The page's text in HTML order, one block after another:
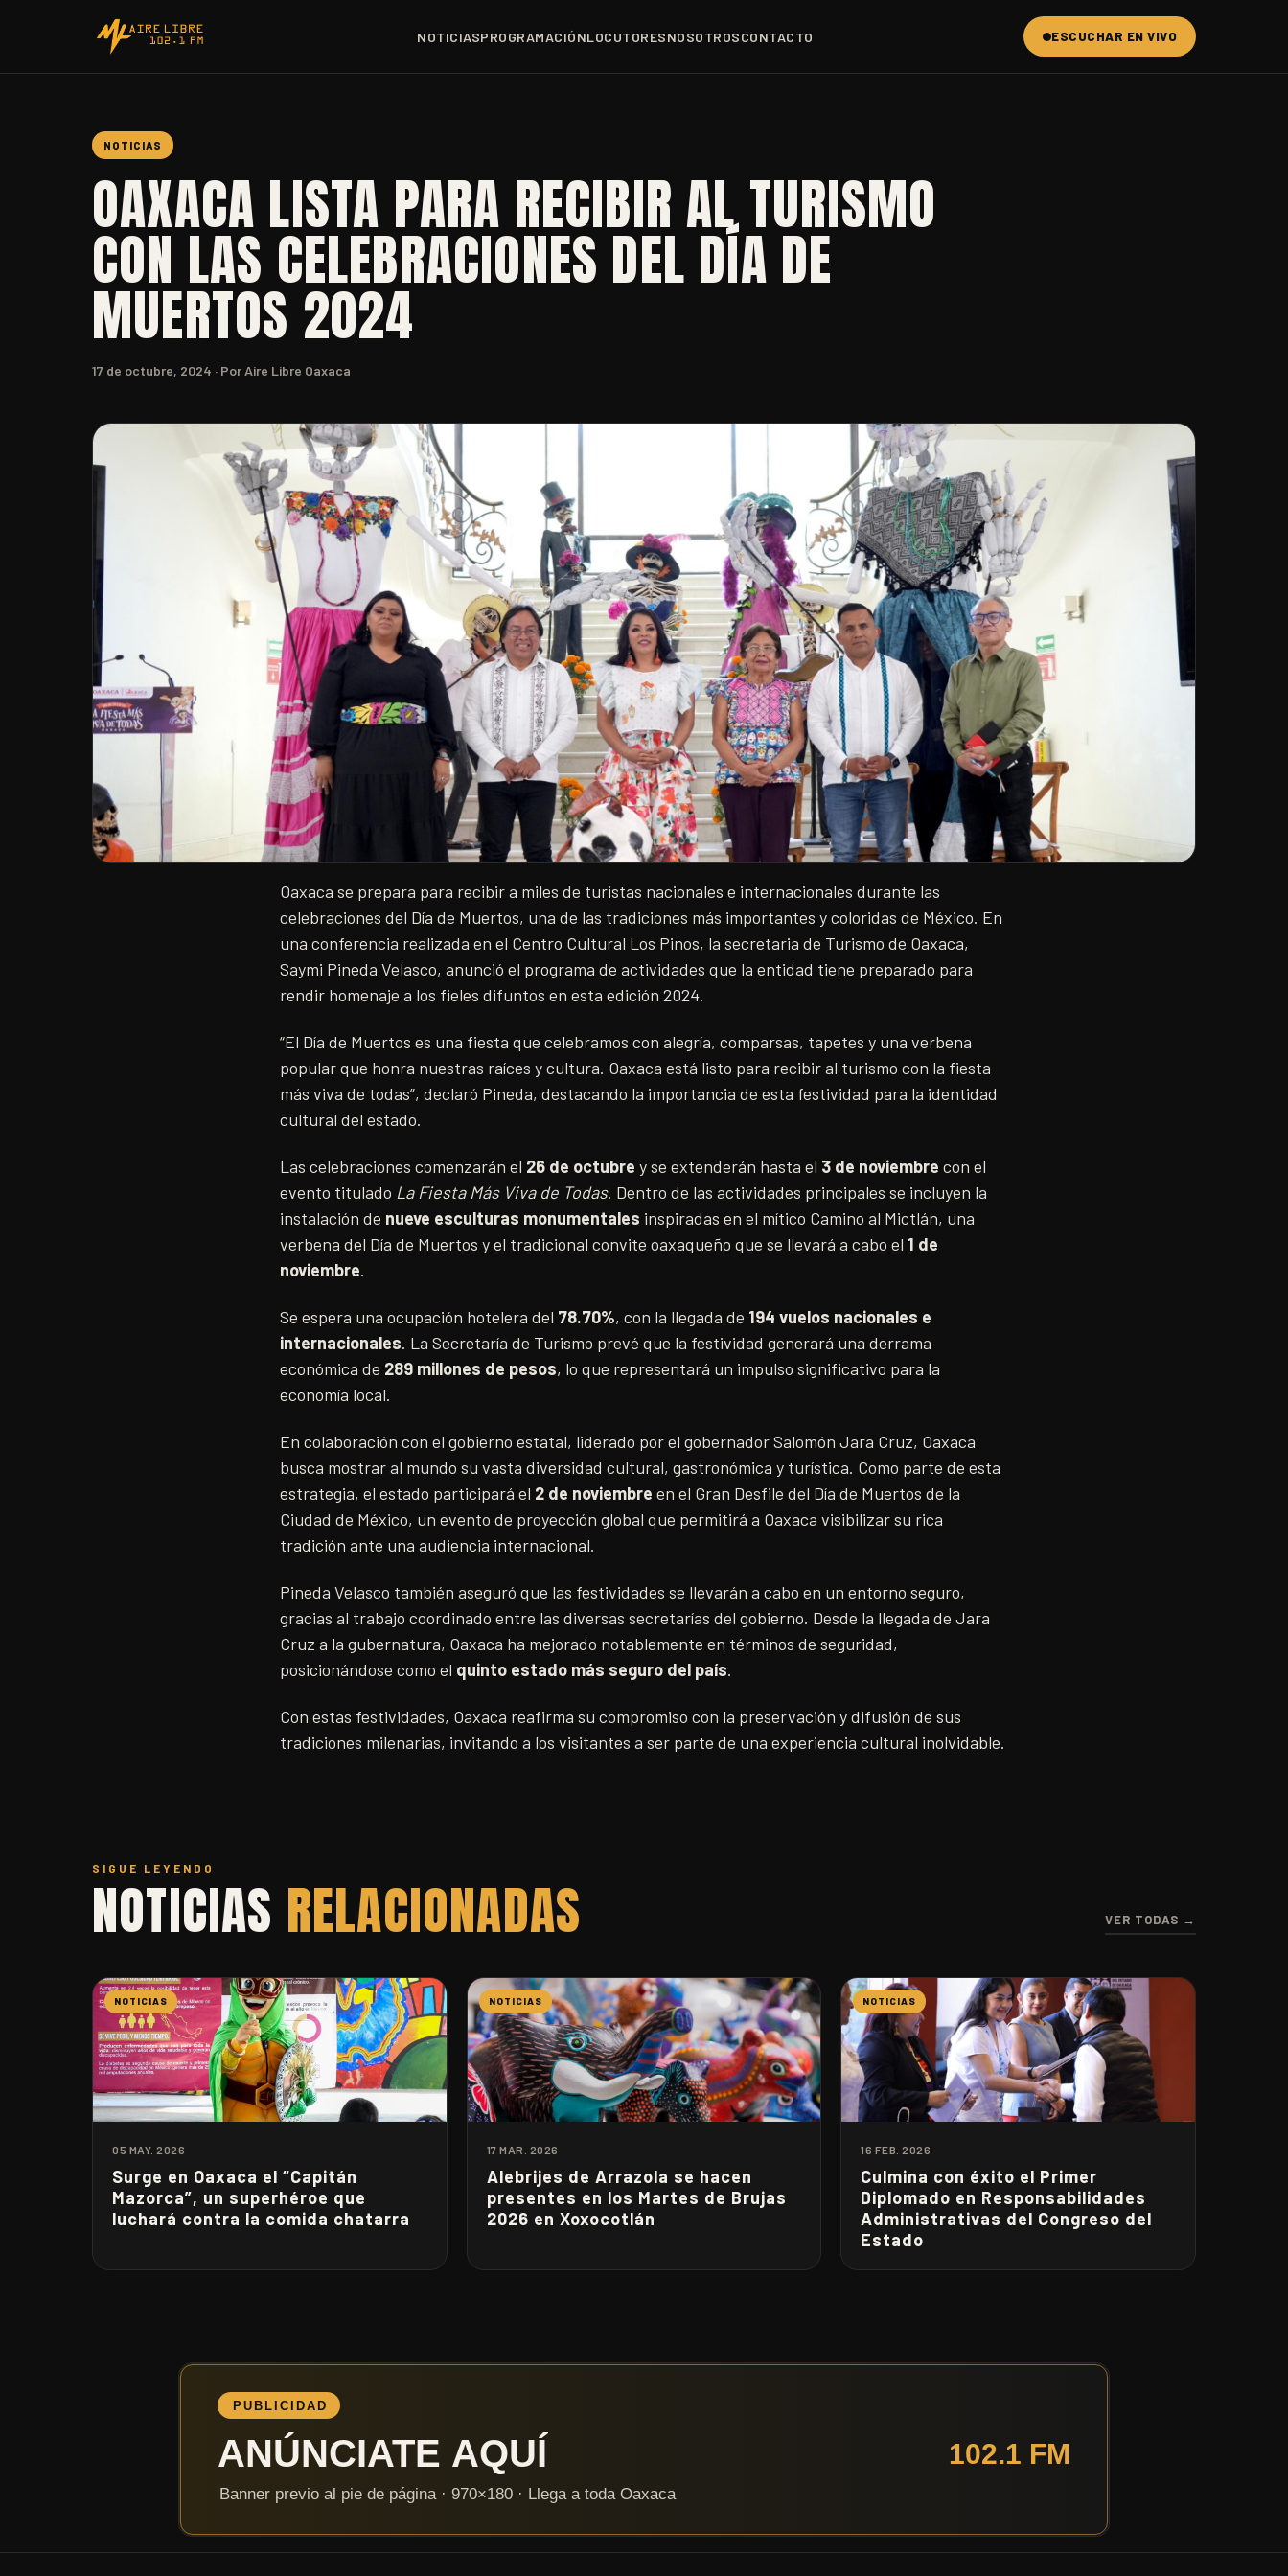
NOTICIASPROGRAMACIÓNLOCUTORESNOSOTROSCONTACTO ESCUCHAR EN VIVO
NOTICIAS
OAXACA LISTA PARA RECIBIR AL TURISMO
CON LAS CELEBRACIONES DEL DÍA DE
MUERTOS 2024
17 de octubre, 2024 · Por Aire Libre Oaxaca
Oaxaca se prepara para recibir a miles de turistas nacionales e internacionales durante las
celebraciones del Día de Muertos, una de las tradiciones más importantes y coloridas de México. En
una conferencia realizada en el Centro Cultural Los Pinos, la secretaria de Turismo de Oaxaca,
Saymi Pineda Velasco, anunció el programa de actividades que la entidad tiene preparado para
rendir homenaje a los fieles difuntos en esta edición 2024.
“El Día de Muertos es una fiesta que celebramos con alegría, comparsas, tapetes y una verbena
popular que honra nuestras raíces y cultura. Oaxaca está listo para recibir al turismo con la fiesta
más viva de todas”, declaró Pineda, destacando la importancia de esta festividad para la identidad
cultural del estado.
Las celebraciones comenzarán el 26 de octubre y se extenderán hasta el 3 de noviembre con el
evento titulado La Fiesta Más Viva de Todas. Dentro de las actividades principales se incluyen la
instalación de nueve esculturas monumentales inspiradas en el mítico Camino al Mictlán, una
verbena del Día de Muertos y el tradicional convite oaxaqueño que se llevará a cabo el 1 de
noviembre.
Se espera una ocupación hotelera del 78.70%, con la llegada de 194 vuelos nacionales e
internacionales. La Secretaría de Turismo prevé que la festividad generará una derrama
económica de 289 millones de pesos, lo que representará un impulso significativo para la
economía local.
En colaboración con el gobierno estatal, liderado por el gobernador Salomón Jara Cruz, Oaxaca
busca mostrar al mundo su vasta diversidad cultural, gastronómica y turística. Como parte de esta
estrategia, el estado participará el 2 de noviembre en el Gran Desfile del Día de Muertos de la
Ciudad de México, un evento de proyección global que permitirá a Oaxaca visibilizar su rica
tradición ante una audiencia internacional.
Pineda Velasco también aseguró que las festividades se llevarán a cabo en un entorno seguro,
gracias al trabajo coordinado entre las diversas secretarías del gobierno. Desde la llegada de Jara
Cruz a la gubernatura, Oaxaca ha mejorado notablemente en términos de seguridad,
posicionándose como el quinto estado más seguro del país.
Con estas festividades, Oaxaca reafirma su compromiso con la preservación y difusión de sus
tradiciones milenarias, invitando a los visitantes a ser parte de una experiencia cultural inolvidable.
SIGUE LEYENDO
NOTICIAS RELACIONADAS VER TODAS →
NOTICIAS
05 MAY. 2026
Surge en Oaxaca el “Capitán
Mazorca”, un superhéroe que
luchará contra la comida chatarra
NOTICIAS
17 MAR. 2026
Alebrijes de Arrazola se hacen
presentes en los Martes de Brujas
2026 en Xoxocotlán
NOTICIAS
16 FEB. 2026
Culmina con éxito el Primer
Diplomado en Responsabilidades
Administrativas del Congreso del
Estado